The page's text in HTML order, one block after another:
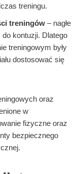
treningu.
treningów – nagłe
kontuzji. Dlatego
treningowym były
dostosować się
oraz
w
fizyczne oraz
bezpiecznego